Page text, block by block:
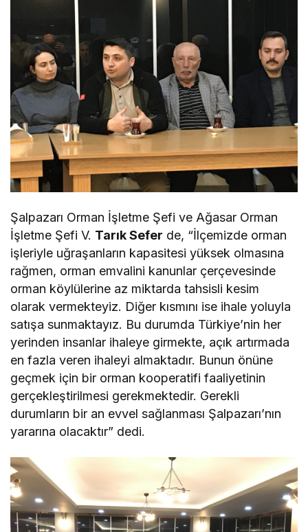
Şalpazarı Orman İşletme Şefi ve Ağasar Orman
İşletme Şefi V. Tarık Sefer de, “İlçemizde orman
işleriyle uğraşanların kapasitesi yüksek olmasına
rağmen, orman emvalini kanunlar çerçevesinde
orman köylülerine az miktarda tahsisli kesim
olarak vermekteyiz. Diğer kısmını ise ihale yoluyla
satışa sunmaktayız. Bu durumda Türkiye’nin her
yerinden insanlar ihaleye girmekte, açık artırmada
en fazla veren ihaleyi almaktadır. Bunun önüne
geçmek için bir orman kooperatifi faaliyetinin
gerçekleştirilmesi gerekmektedir. Gerekli
durumların bir an evvel sağlanması Şalpazarı’nın
yararına olacaktır” dedi.